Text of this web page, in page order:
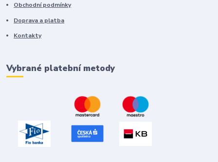
Obchodní podmínky
Doprava a platba
Kontakty
Vybrané platební metody